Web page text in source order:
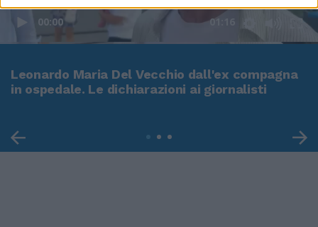
00:00 01:16
Leonardo Maria Del Vecchio dall'ex compagna
in ospedale. Le dichiarazioni ai giornalisti